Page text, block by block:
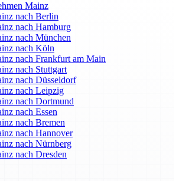
Mainz
nach Berlin
nach Hamburg
nach München
nach Köln
nach Frankfurt am Main
nach Stuttgart
nach Düsseldorf
nach Leipzig
nach Dortmund
nach Essen
nach Bremen
nach Hannover
nach Nürnberg
nach Dresden